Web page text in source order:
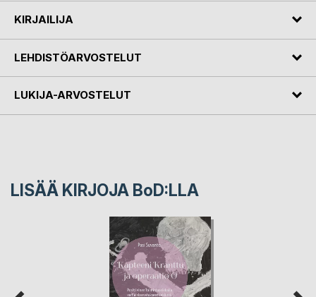
KIRJAILIJA
LEHDISTÖARVOSTELUT
LUKIJA-ARVOSTELUT
LISÄÄ KIRJOJA BoD:LLA